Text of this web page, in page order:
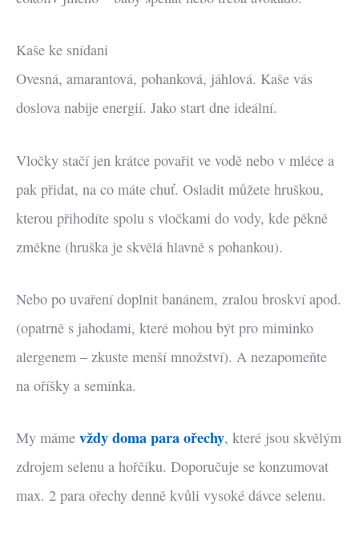
Kaše ke snídani
Ovesná, amarantová, pohanková, jáhlová. Kaše vás
doslova nabije energií. Jako start dne ideální.
Vločky stačí jen krátce povařit ve vodě nebo v mléce a
pak přidat, na co máte chuť. Osladit můžete hruškou,
kterou přihodíte spolu s vločkami do vody, kde pěkně
změkne (hruška je skvělá hlavně s pohankou).
Nebo po uvaření doplnit banánem, zralou broskví apod.
(opatrně s jahodami, které mohou být pro miminko
alergenem – zkuste menší množství). A nezapomeňte
na oříšky a semínka.
My máme vždy doma para ořechy, které jsou skvělým
zdrojem selenu a hořčíku. Doporučuje se konzumovat
max. 2 para ořechy denně kvůli vysoké dávce selenu.